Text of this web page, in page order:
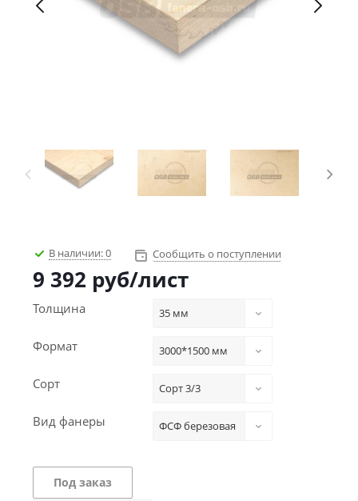
В наличии:0 Сообщить о поступлении
9 392 руб/лист
Толщина 35 мм
Формат 3000*1500 мм
Сорт Сорт 3/3
Вид фанеры ФСФ березовая
Под заказ